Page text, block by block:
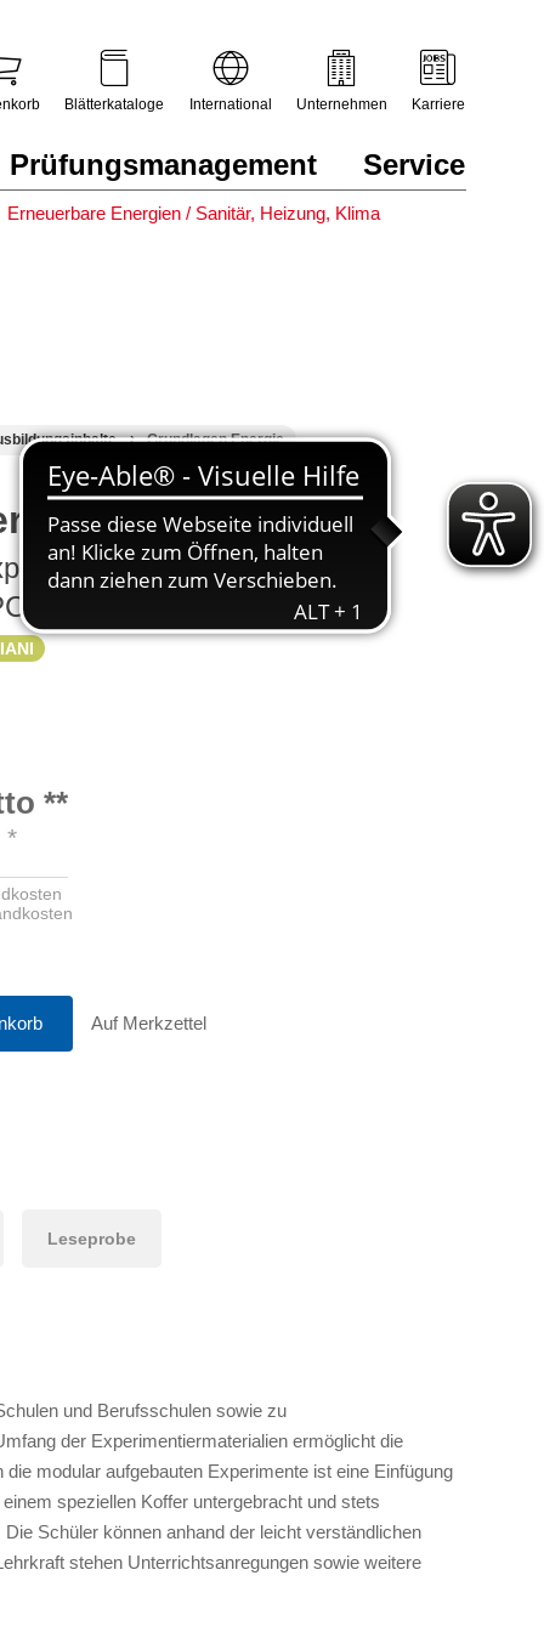
Erneuerbare Energien / Sanitär, Heizung, Klima
Prüfungsmanagement Service
Blätterkataloge International Unternehmen Karriere
Grundlagen Energie
junior
Messbox
**
*
Auf Merkzettel
Leseprobe
und Berufsschulen sowie zu
der Experimentiermaterialien ermöglicht die
modular aufgebauten Experimente ist eine Einfügung
speziellen Koffer untergebracht und stets
Schüler können anhand der leicht verständlichen
stehen Unterrichtsanregungen sowie weitere